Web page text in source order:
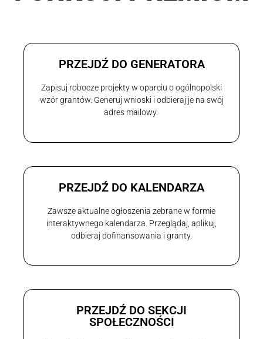
PRZEJDŹ DO GENERATORA
Zapisuj robocze projekty w oparciu o ogólnopolski
wzór grantów. Generuj wnioski i odbieraj je na swój
adres mailowy.
PRZEJDŹ DO KALENDARZA
Zawsze aktualne ogłoszenia zebrane w formie
interaktywnego kalendarza. Przeglądaj, aplikuj,
odbieraj dofinansowania i granty.
PRZEJDŹ DO SEKCJI
SPOŁECZNOŚCI